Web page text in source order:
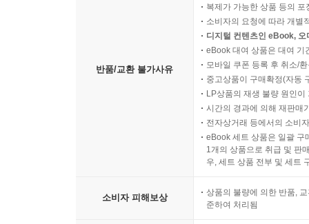
반품/교환 불가사유
복제가 가능한 상품 등의
소비자의 요청에 따라 개별
디지털 컨텐츠인 eBook,
eBook 대여 상품은 대여 기
모바일 쿠폰 등록 후 취소/
중고상품이 구매확정(자동
LP상품의 재생 불량 원인
시간의 경과에 의해 재판매
전자상거래 등에서의 소비
eBook 세트 상품은 일괄 구
1개의 상품으로 취급 및 판
우, 세트 상품 전부 및 세트
소비자 피해보상
상품의 불량에 의한 반품,
준하여 처리됨